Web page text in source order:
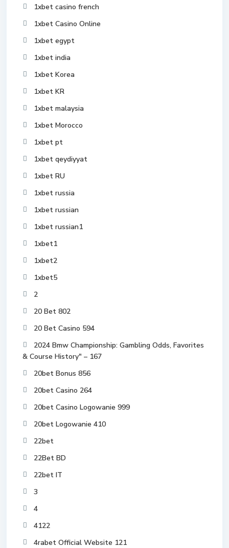
1xbet casino french
1xbet Casino Online
1xbet egypt
1xbet india
1xbet Korea
1xbet KR
1xbet malaysia
1xbet Morocco
1xbet pt
1xbet qeydiyyat
1xbet RU
1xbet russia
1xbet russian
1xbet russian1
1xbet1
1xbet2
1xbet5
2
20 Bet 802
20 Bet Casino 594
2024 Bmw Championship: Gambling Odds, Favorites
& Course History" – 167
20bet Bonus 856
20bet Casino 264
20bet Casino Logowanie 999
20bet Logowanie 410
22bet
22Bet BD
22bet IT
3
4
4122
4rabet Official Website 121